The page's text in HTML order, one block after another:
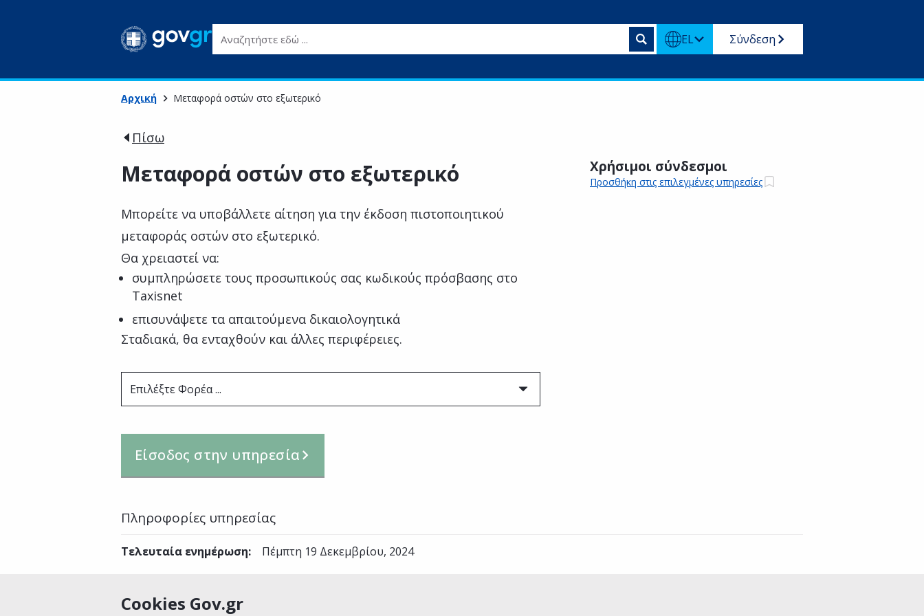
Cookies Gov.gr
Αναζητήστε εδώ ... EL Σύνδεση
Αρχική Μεταφορά οστών στο εξωτερικό
Πίσω
Μεταφορά οστών στο εξωτερικό
Μπορείτε να υποβάλλετε αίτηση για την έκδοση πιστοποιητικού
μεταφοράς οστών στο εξωτερικό.
Θα χρειαστεί να:
συμπληρώσετε τους προσωπικούς σας κωδικούς πρόσβασης στο
Taxisnet
επισυνάψετε τα απαιτούμενα δικαιολογητικά
Σταδιακά, θα ενταχθούν και άλλες περιφέρειες.
Επιλέξτε Φορέα ...
Είσοδος στην υπηρεσία
Χρήσιμοι σύνδεσμοι
Προσθήκη στις επιλεγμένες υπηρεσίες
Πληροφορίες υπηρεσίας
Τελευταία ενημέρωση: Πέμπτη 19 Δεκεμβρίου, 2024